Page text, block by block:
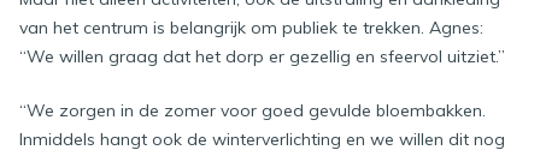
van het centrum is belangrijk om publiek te trekken. Agnes:
“We willen graag dat het dorp er gezellig en sfeervol uitziet.”
“We zorgen in de zomer voor goed gevulde bloembakken.
Inmiddels hangt ook de winterverlichting en we willen dit nog